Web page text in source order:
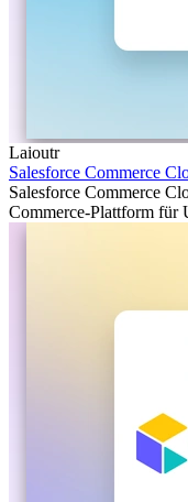
Laioutr
Salesforce Commerce
Salesforce Commerce
Commerce-Plattform für